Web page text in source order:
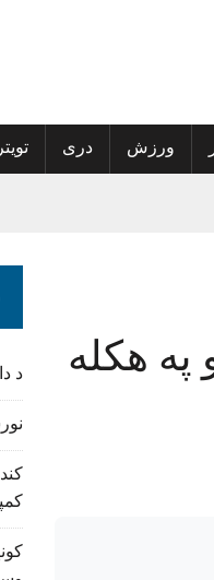
ورزش دری
په هکله
د
نورستان